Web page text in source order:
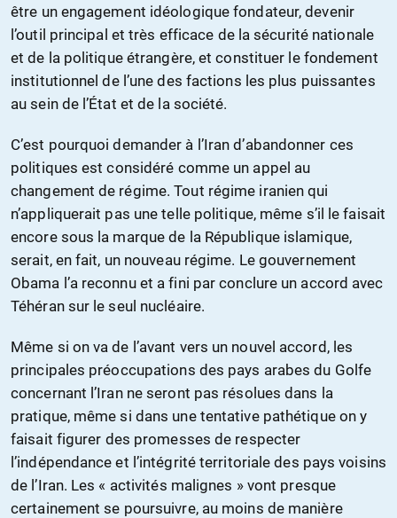
être un engagement idéologique fondateur, devenir
l’outil principal et très efficace de la sécurité nationale
et de la politique étrangère, et constituer le fondement
institutionnel de l’une des factions les plus puissantes
au sein de l’État et de la société.
C’est pourquoi demander à l’Iran d’abandonner ces
politiques est considéré comme un appel au
changement de régime. Tout régime iranien qui
n’appliquerait pas une telle politique, même s’il le faisait
encore sous la marque de la République islamique,
serait, en fait, un nouveau régime. Le gouvernement
Obama l’a reconnu et a fini par conclure un accord avec
Téhéran sur le seul nucléaire.
Même si on va de l’avant vers un nouvel accord, les
principales préoccupations des pays arabes du Golfe
concernant l’Iran ne seront pas résolues dans la
pratique, même si dans une tentative pathétique on y
faisait figurer des promesses de respecter
l’indépendance et l’intégrité territoriale des pays voisins
de l’Iran. Les « activités malignes » vont presque
certainement se poursuivre, au moins de manière